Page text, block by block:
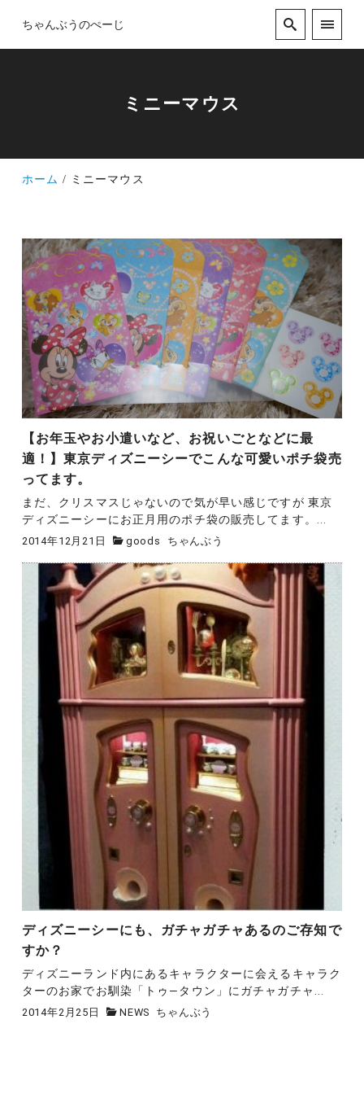
ちゃんぶうのぺーじ
ミニーマウス
ホーム ミニーマウス
【お年玉やお小遣いなど、お祝いごとなどに最
適！】東京ディズニーシーでこんな可愛いポチ袋売
ってます。
まだ、クリスマスじゃないので気が早い感じですが 東京
ディズニーシーにお正月用のポチ袋の販売してます。...
2014年12月21日 goods ちゃんぶう
ディズニーシーにも、ガチャガチャあるのご存知で
すか？
ディズニーランド内にあるキャラクターに会えるキャラク
ターのお家でお馴染「トゥ―タウン」にガチャガチャ...
2014年2月25日 NEWS ちゃんぶう